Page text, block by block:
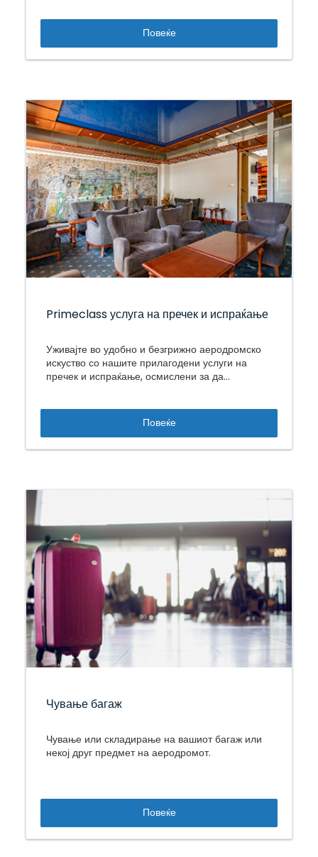
Повеќе
Primeclass услуга на пречек и испраќање
Уживајте во удобно и безгрижно аеродромско
искуство со нашите прилагодени услуги на
пречек и испраќање, осмислени за да
Повеќе
Чување багаж
Чување или складирање на вашиот багаж или
некој друг предмет на аеродромот.
Повеќе